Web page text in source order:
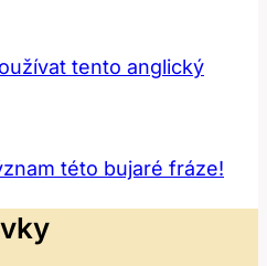
tento anglický
této bujaré fráze!